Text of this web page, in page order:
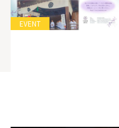
EVENT